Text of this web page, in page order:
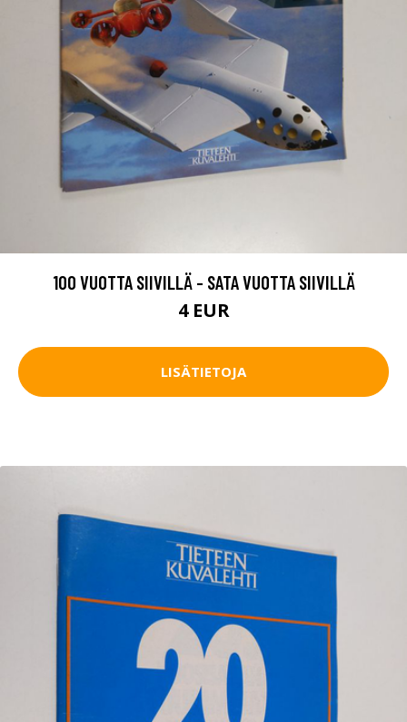
100 VUOTTA SIIVILLÄ - SATA VUOTTA SIIVILLÄ
4 EUR
LISÄTIETOJA